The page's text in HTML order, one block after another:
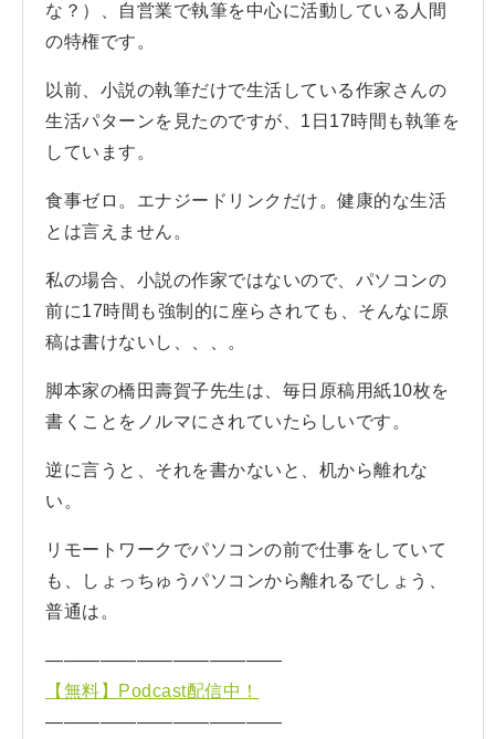
な？）、自営業で執筆を中心に活動している人間
の特権です。
以前、小説の執筆だけで生活している作家さんの
生活パターンを見たのですが、1日17時間も執筆を
しています。
食事ゼロ。エナジードリンクだけ。健康的な生活
とは言えません。
私の場合、小説の作家ではないので、パソコンの
前に17時間も強制的に座らされても、そんなに原
稿は書けないし、、、。
脚本家の橋田壽賀子先生は、毎日原稿用紙10枚を
書くことをノルマにされていたらしいです。
逆に言うと、それを書かないと、机から離れな
い。
リモートワークでパソコンの前で仕事をしていて
も、しょっちゅうパソコンから離れるでしょう、
普通は。
—————————————
【無料】Podcast配信中！
—————————————